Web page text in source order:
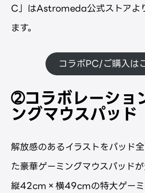
C」はAstromeda公式ストアよ
ます。
コラボPC/ご購入は
➁コラボレーショ
ングマウスパッド
解放感のあるイラストをパッド
た豪華ゲーミングマウスパッドが
縦42cm×横49cmの特大ゲーミ